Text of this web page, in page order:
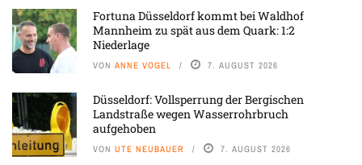
Fortuna Düsseldorf kommt bei Waldhof
Mannheim zu spät aus dem Quark: 1:2
Niederlage
VON ANNE VOGEL 7. AUGUST 2026
Düsseldorf: Vollsperrung der Bergischen
Landstraße wegen Wasserrohrbruch
aufgehoben
VON UTE NEUBAUER 7. AUGUST 2026